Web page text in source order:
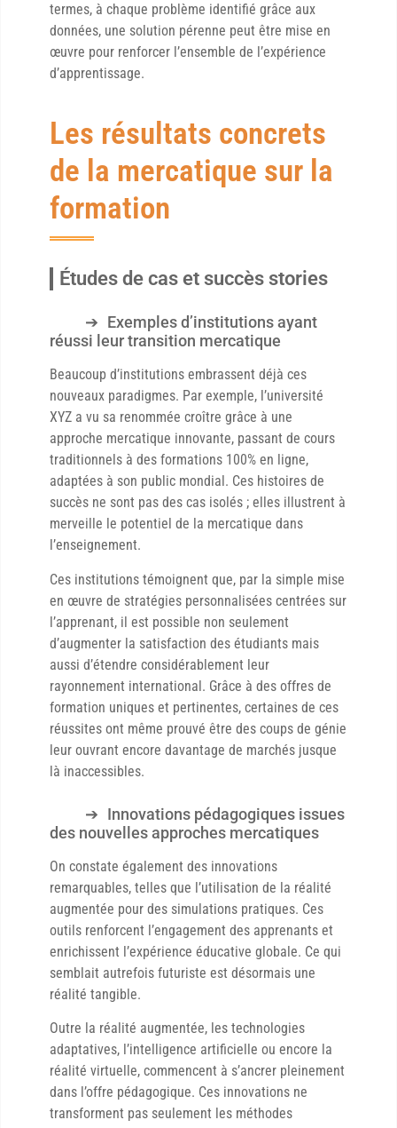
termes, à chaque problème identifié grâce aux
données, une solution pérenne peut être mise en
œuvre pour renforcer l’ensemble de l’expérience
d’apprentissage.
Les résultats concrets
de la mercatique sur la
formation
Études de cas et succès stories
Exemples d’institutions ayant
réussi leur transition mercatique
Beaucoup d’institutions embrassent déjà ces
nouveaux paradigmes. Par exemple, l’université
XYZ a vu sa renommée croître grâce à une
approche mercatique innovante, passant de cours
traditionnels à des formations 100% en ligne,
adaptées à son public mondial. Ces histoires de
succès ne sont pas des cas isolés ; elles illustrent à
merveille le potentiel de la mercatique dans
l’enseignement.
Ces institutions témoignent que, par la simple mise
en œuvre de stratégies personnalisées centrées sur
l’apprenant, il est possible non seulement
d’augmenter la satisfaction des étudiants mais
aussi d’étendre considérablement leur
rayonnement international. Grâce à des offres de
formation uniques et pertinentes, certaines de ces
réussites ont même prouvé être des coups de génie
leur ouvrant encore davantage de marchés jusque
là inaccessibles.
Innovations pédagogiques issues
des nouvelles approches mercatiques
On constate également des innovations
remarquables, telles que l’utilisation de la réalité
augmentée pour des simulations pratiques. Ces
outils renforcent l’engagement des apprenants et
enrichissent l’expérience éducative globale. Ce qui
semblait autrefois futuriste est désormais une
réalité tangible.
Outre la réalité augmentée, les technologies
adaptatives, l’intelligence artificielle ou encore la
réalité virtuelle, commencent à s’ancrer pleinement
dans l’offre pédagogique. Ces innovations ne
transforment pas seulement les méthodes